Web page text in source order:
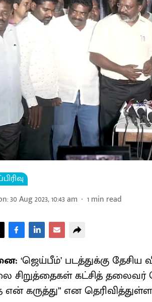
:30 Aug 2023, 10:43 am 1min read
‘ஜெய்பீம்’ படத்துக்கு தேசிய
சிறுத்தைகள் கட்சித்
என் கருத்து” என